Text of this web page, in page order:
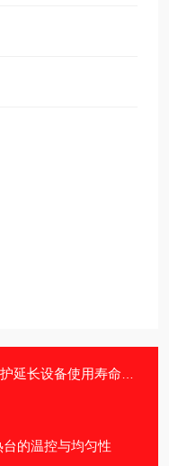
长设备使用寿命方法
的温控与均匀性​